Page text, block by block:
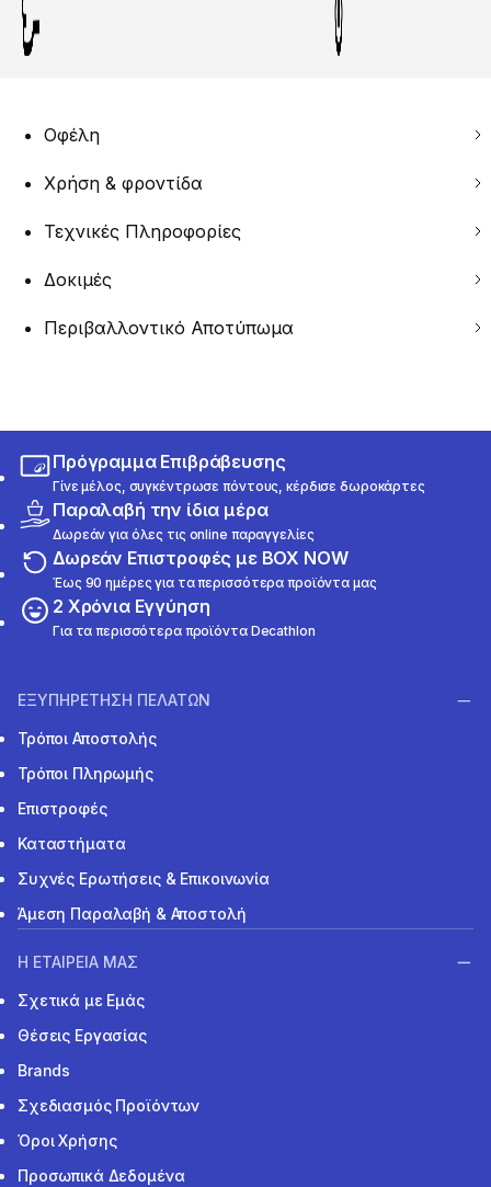
Οφέλη
Χρήση & φροντίδα
Τεχνικές Πληροφορίες
Δοκιμές
Περιβαλλοντικό Αποτύπωμα
Πρόγραμμα Επιβράβευσης
Γίνε μέλος, συγκέντρωσε πόντους, κέρδισε δωροκάρτες
Παραλαβή την ίδια μέρα
Δωρεάν για όλες τις online παραγγελίες
Δωρεάν Επιστροφές με BOX NOW
Έως 90 ημέρες για τα περισσότερα προϊόντα μας
2 Χρόνια Εγγύηση
Για τα περισσότερα προϊόντα Decathlon
ΕΞΥΠΗΡΕΤΗΣΗ ΠΕΛΑΤΩΝ
Τρόποι Αποστολής
Τρόποι Πληρωμής
Επιστροφές
Καταστήματα
Συχνές Ερωτήσεις & Επικοινωνία
Άμεση Παραλαβή & Αποστολή
Η ΕΤΑΙΡΕΙΑ ΜΑΣ
Σχετικά με Εμάς
Θέσεις Εργασίας
Brands
Σχεδιασμός Προϊόντων
Όροι Χρήσης
Προσωπικά Δεδομένα